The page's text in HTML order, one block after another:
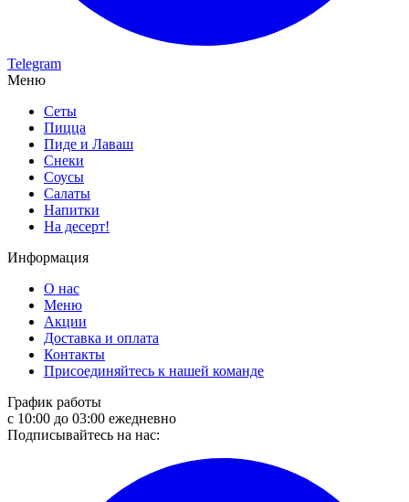
Telegram
Меню
Сеты
Пицца
Пиде и Лаваш
Снеки
Соусы
Салаты
Напитки
На десерт!
Информация
О нас
Меню
Акции
Доставка и оплата
Контакты
Присоединяйтесь к нашей команде
График работы
с 10:00 до 03:00 ежедневно
Подписывайтесь на нас: